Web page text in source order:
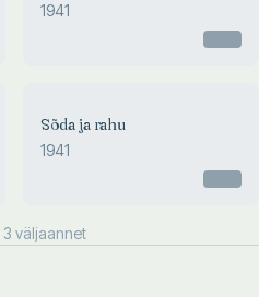
1941
Sõda ja rahu
1941
3 väljaannet